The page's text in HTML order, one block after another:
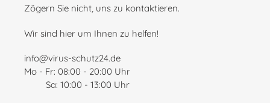
Zögern Sie nicht, uns zu kontaktieren.
Wir sind hier um Ihnen zu helfen!
info@virus-schutz24.de
Mo - Fr: 08:00 - 20:00 Uhr
Sa: 10:00 - 13:00 Uhr